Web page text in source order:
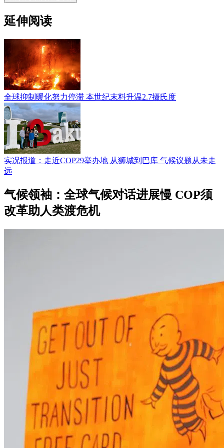
延伸阅读
全球抑制暖化努力停滞 本世纪末料升温2.7摄氏度
实况报道：走近COP29举办地 从狮城到巴库 气候议题从未走
远
气候领袖：全球气候对话进展慢 COP须
改革助人类渡危机